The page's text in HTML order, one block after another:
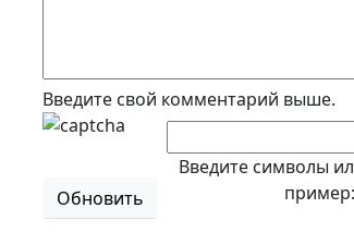
Введите свой комментарий выше.
Обновить
Введите символы
пример: